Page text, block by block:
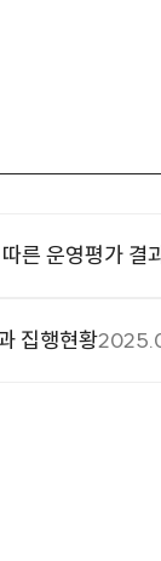
른 운영평가 결
집행현황